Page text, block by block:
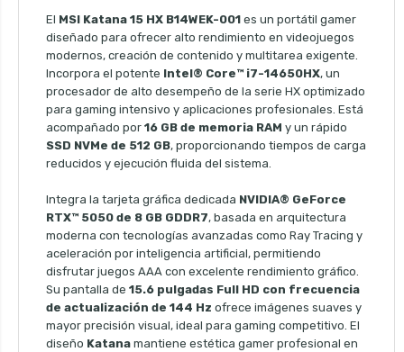
El MSI Katana 15 HX B14WEK-001 es un portátil gamer
diseñado para ofrecer alto rendimiento en videojuegos
modernos, creación de contenido y multitarea exigente.
Incorpora el potente Intel® Core™ i7-14650HX, un
procesador de alto desempeño de la serie HX optimizado
para gaming intensivo y aplicaciones profesionales. Está
acompañado por 16 GB de memoria RAM y un rápido
SSD NVMe de 512 GB, proporcionando tiempos de carga
reducidos y ejecución fluida del sistema.
Integra la tarjeta gráfica dedicada NVIDIA® GeForce
RTX™ 5050 de 8 GB GDDR7, basada en arquitectura
moderna con tecnologías avanzadas como Ray Tracing y
aceleración por inteligencia artificial, permitiendo
disfrutar juegos AAA con excelente rendimiento gráfico.
Su pantalla de 15.6 pulgadas Full HD con frecuencia
de actualización de 144 Hz ofrece imágenes suaves y
mayor precisión visual, ideal para gaming competitivo. El
diseño Katana mantiene estética gamer profesional en